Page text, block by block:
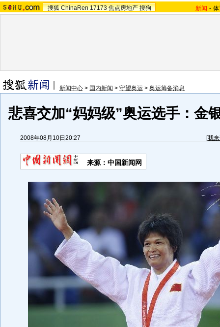
搜狐 ChinaRen 17173 焦点房地产 搜狗 新闻 -
新闻中心 > 国内新闻 > 守望奥运 > 奥运筹备消息
悲喜交加“妈妈级”奥运选手：金
2008年08月10日20:27 [我
来源：中国新闻网